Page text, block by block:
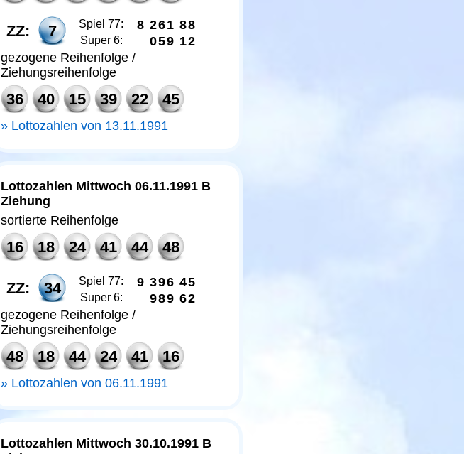
ZZ: 7 Spiel 77: 8 261 88
Super 6: 059 12
gezogene Reihenfolge /
Ziehungsreihenfolge
36 40 15 39 22 45
Lottozahlen von 13.11.1991
Lottozahlen Mittwoch 06.11.1991 B
Ziehung
sortierte Reihenfolge
16 18 24 41 44 48
ZZ: 34 Spiel 77: 9 396 45
Super 6: 989 62
gezogene Reihenfolge /
Ziehungsreihenfolge
48 18 44 24 41 16
Lottozahlen von 06.11.1991
Lottozahlen Mittwoch 30.10.1991 B